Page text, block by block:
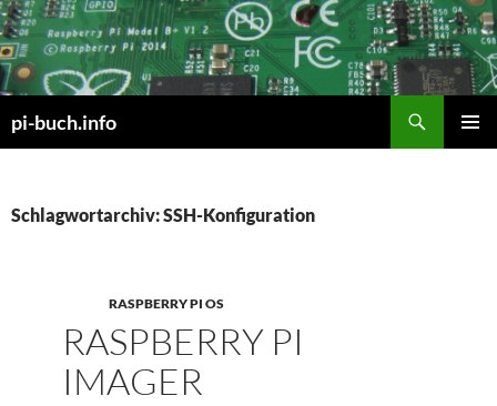
Zum
Inhalt
springen
pi-buch.info
Schlagwortarchiv: SSH-Konfiguration
RASPBERRY PI OS
RASPBERRY PI
IMAGER